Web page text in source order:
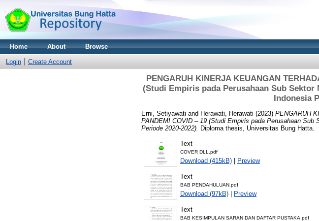
Home About Browse
Login Create Account
PENGARUH KINERJA KEUANGAN
(Studi Empiris pada Perusahaan Sub
Indonesia
Erni, Setiyawati and Herawati, Herawati (2023) PENGARUH
PANDEMI COVID – 19 (Studi Empiris pada Perusahaan
Periode 2020-2022).
Diploma thesis, Universitas Bung Hatta.
Text
COVER DLL.pdf
Download (415kB) | Preview
Text
BAB PENDAHULUAN.pdf
Download (97kB) | Preview
Text
BAB KESIMPULAN SARAN DAN DAFTAR PUSTAKA.pdf